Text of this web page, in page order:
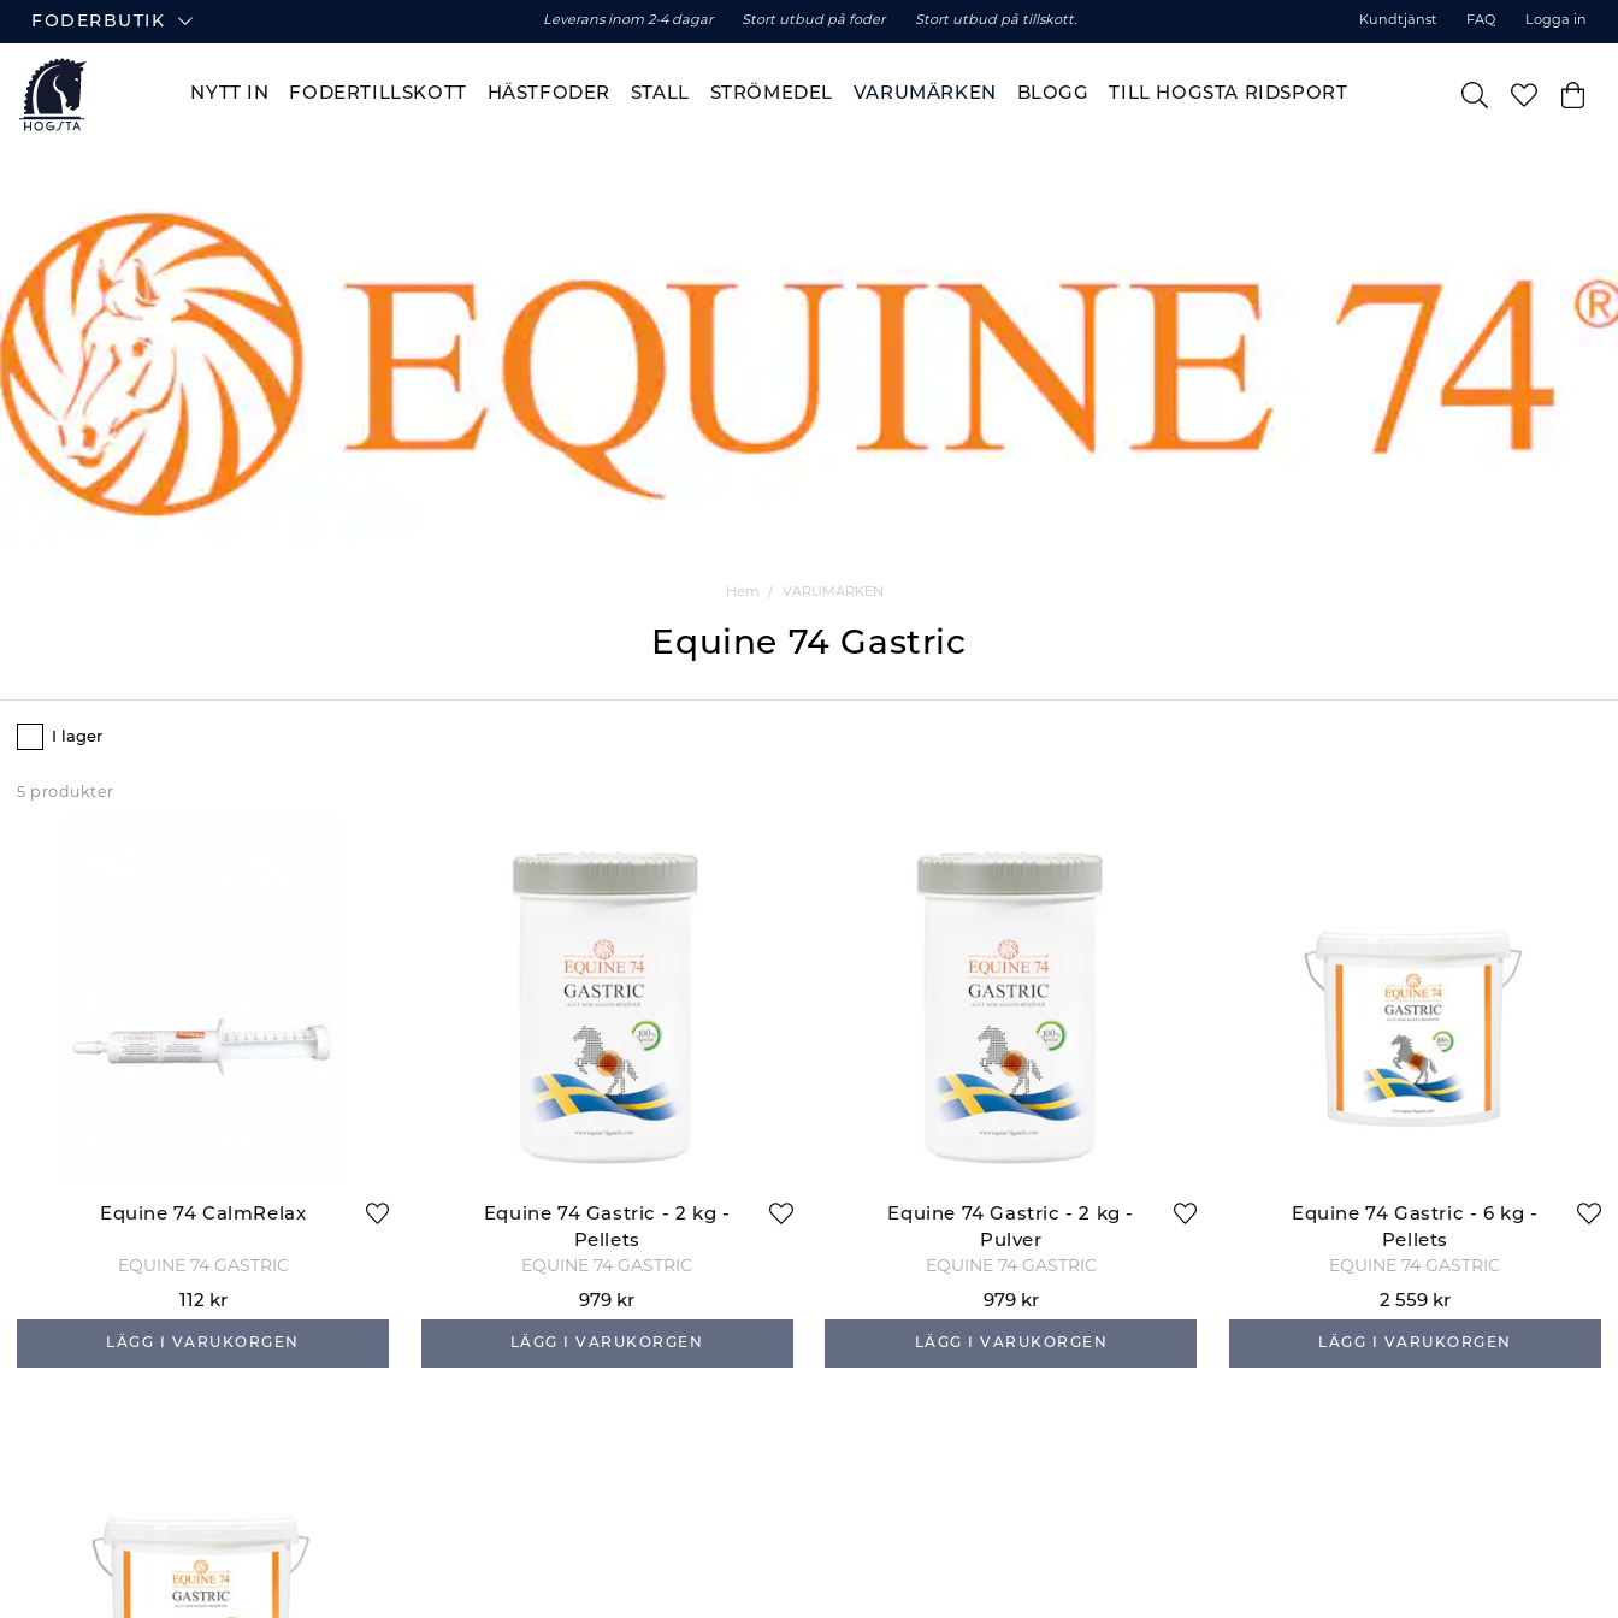
FODERBUTIK Leverans inom 2-4 dagar Stort utbud på foder Stort utbud på tillskott. Kundtjänst FAQ Logga in
NYTT IN FODERTILLSKOTT HÄSTFODER STALL STRÖMEDEL VARUMÄRKEN BLOGG TILL HOGSTA RIDSPORT
Hem VARUMÄRKEN
Equine 74 Gastric
I lager
5 produkter
Equine 74 CalmRelax
EQUINE 74 GASTRIC
112 kr
LÄGG I VARUKORGEN
Equine 74 Gastric - 2 kg -
Pellets
EQUINE 74 GASTRIC
979 kr
LÄGG I VARUKORGEN
Equine 74 Gastric - 2 kg -
Pulver
EQUINE 74 GASTRIC
979 kr
LÄGG I VARUKORGEN
Equine 74 Gastric - 6 kg -
Pellets
EQUINE 74 GASTRIC
2 559 kr
LÄGG I VARUKORGEN